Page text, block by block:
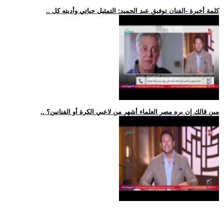
.. كلمة أخيرة -الفنان توفيق عبد الحميد: التمثيل حياتي وأديته كل
.. مين قالك إن بره مصر العلماء أشهر من لاعبي الكرة أو الفنانين؟